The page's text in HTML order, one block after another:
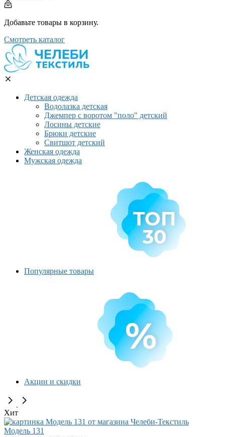
Добавьте товары в корзину.
Смотреть каталог
Детская одежда
Водолазка детская
Джемпер с воротом "поло" детский
Лосины детские
Брюки детские
Свитшот детский
Женская одежда
Мужская одежда
Популярные товары
Акции и скидки
Хит
Модель 131